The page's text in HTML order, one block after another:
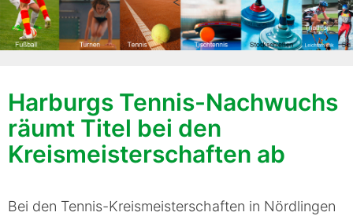
Harburgs Tennis-Nachwuchs
räumt Titel bei den
Kreismeisterschaften ab
Bei den Tennis-Kreismeisterschaften in Nördlingen